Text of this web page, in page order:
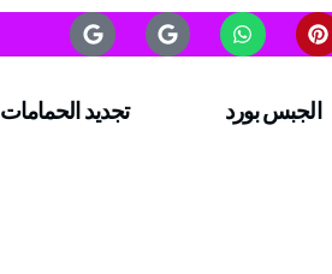
الجبس بورد تجديد الحمامات